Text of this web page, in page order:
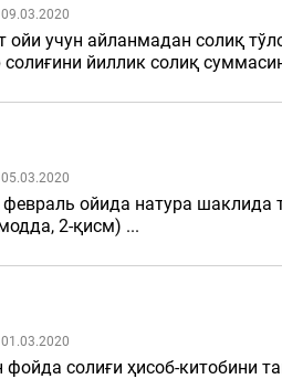
ойи учун айланмадан солиқ
солиғини йиллик солиқ
февраль ойида натура
2-қисм) ...
фойда солиғи ҳисоб-китобини